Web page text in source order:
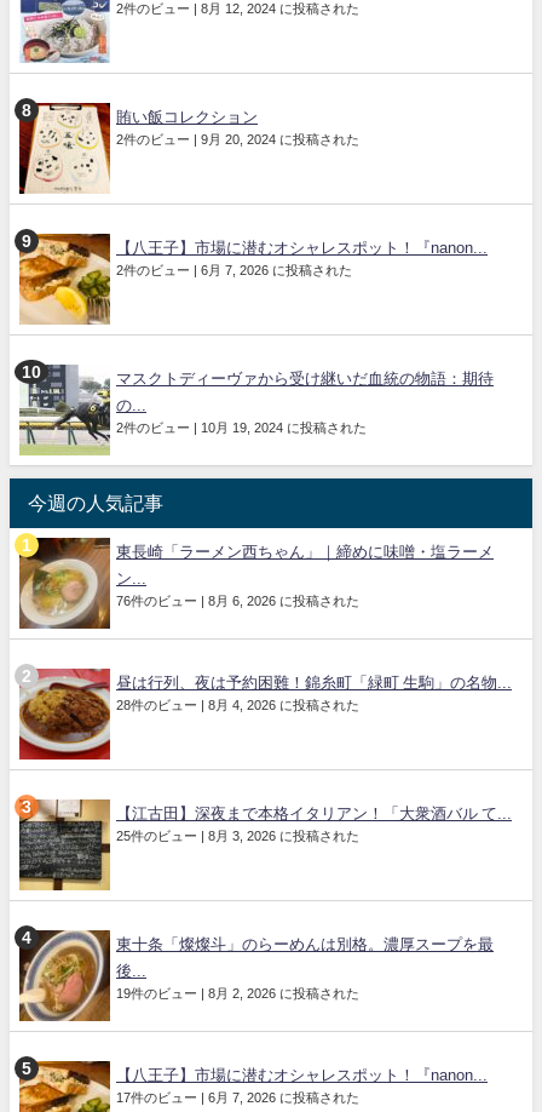
2件のビュー | 8月 12, 2024 に投稿された
賄い飯コレクション
2件のビュー | 9月 20, 2024 に投稿された
【八王子】市場に潜むオシャレスポット！『nanon...
2件のビュー | 6月 7, 2026 に投稿された
マスクトディーヴァから受け継いだ血統の物語：期待
の...
2件のビュー | 10月 19, 2024 に投稿された
今週の人気記事
東長崎「ラーメン西ちゃん」｜締めに味噌・塩ラーメ
ン...
76件のビュー | 8月 6, 2026 に投稿された
昼は行列、夜は予約困難！錦糸町「緑町 生駒」の名物...
28件のビュー | 8月 4, 2026 に投稿された
【江古田】深夜まで本格イタリアン！「大衆酒バル て...
25件のビュー | 8月 3, 2026 に投稿された
東十条「燦燦斗」のらーめんは別格。濃厚スープを最
後...
19件のビュー | 8月 2, 2026 に投稿された
【八王子】市場に潜むオシャレスポット！『nanon...
17件のビュー | 6月 7, 2026 に投稿された